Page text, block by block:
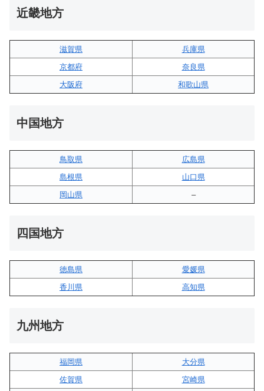
近畿地方
滋賀県
兵庫県
京都府
奈良県
大阪府
和歌山県
中国地方
鳥取県
広島県
島根県
山口県
岡山県
–
四国地方
徳島県
愛媛県
香川県
高知県
九州地方
福岡県
大分県
佐賀県
宮崎県